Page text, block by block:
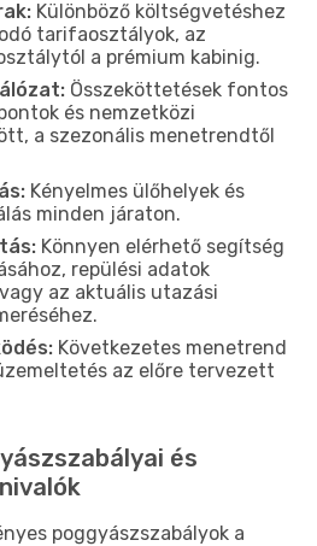
Különböző költségvetéshez
tarifaosztályok, az
a prémium kabinig.
Összeköttetések fontos
és nemzetközi
a szezonális menetrendtől
Kényelmes ülőhelyek és
minden járaton.
Könnyen elérhető segítség
repülési adatok
az aktuális utazási
Következetes menetrend
az előre tervezett
és
poggyászszabályok a